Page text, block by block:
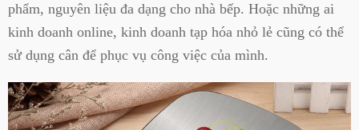
phẩm, nguyên liệu đa dạng cho nhà bếp. Hoặc những ai
kinh doanh online, kinh doanh tạp hóa nhỏ lẻ cũng có thể
sử dụng cân để phục vụ công việc của mình.